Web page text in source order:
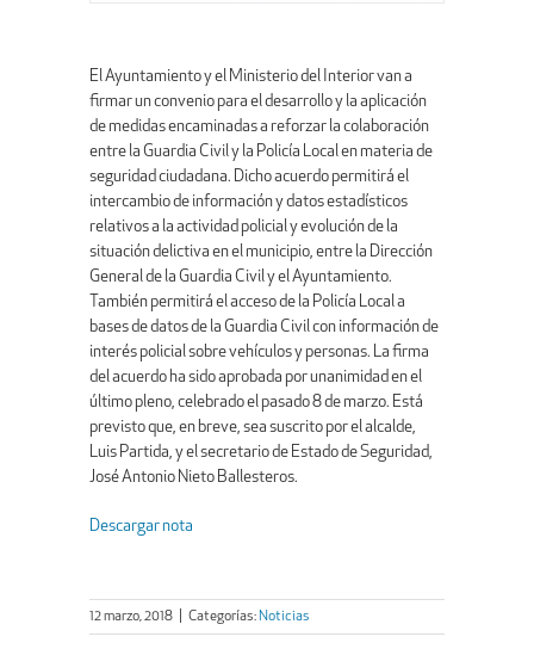
El Ayuntamiento y el Ministerio del Interior van a
firmar un convenio para el desarrollo y la aplicación
de medidas encaminadas a reforzar la colaboración
entre la Guardia Civil y la Policía Local en materia de
seguridad ciudadana. Dicho acuerdo permitirá el
intercambio de información y datos estadísticos
relativos a la actividad policial y evolución de la
situación delictiva en el municipio, entre la Dirección
General de la Guardia Civil y el Ayuntamiento.
También permitirá el acceso de la Policía Local a
bases de datos de la Guardia Civil con información de
interés policial sobre vehículos y personas. La firma
del acuerdo ha sido aprobada por unanimidad en el
último pleno, celebrado el pasado 8 de marzo. Está
previsto que, en breve, sea suscrito por el alcalde,
Luis Partida, y el secretario de Estado de Seguridad,
José Antonio Nieto Ballesteros.
Descargar nota
12 marzo, 2018 Categorías: Noticias